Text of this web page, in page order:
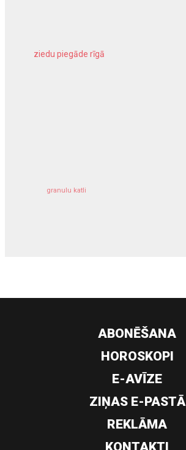
ziedu piegāde rīgā
granulu katli
ABONĒŠANA
HOROSKOPI
E-AVĪZE
ZIŅAS E-PASTĀ
REKLĀMA
KONTAKTI